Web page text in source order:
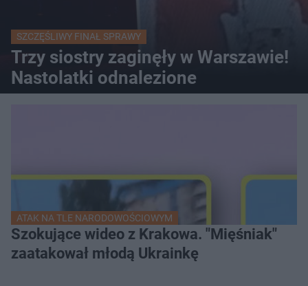
SZCZĘŚLIWY FINAŁ SPRAWY
Trzy siostry zaginęły w Warszawie!
Nastolatki odnalezione
ATAK NA TLE NARODOWOŚCIOWYM
Szokujące wideo z Krakowa. "Mięśniak"
zaatakował młodą Ukrainkę